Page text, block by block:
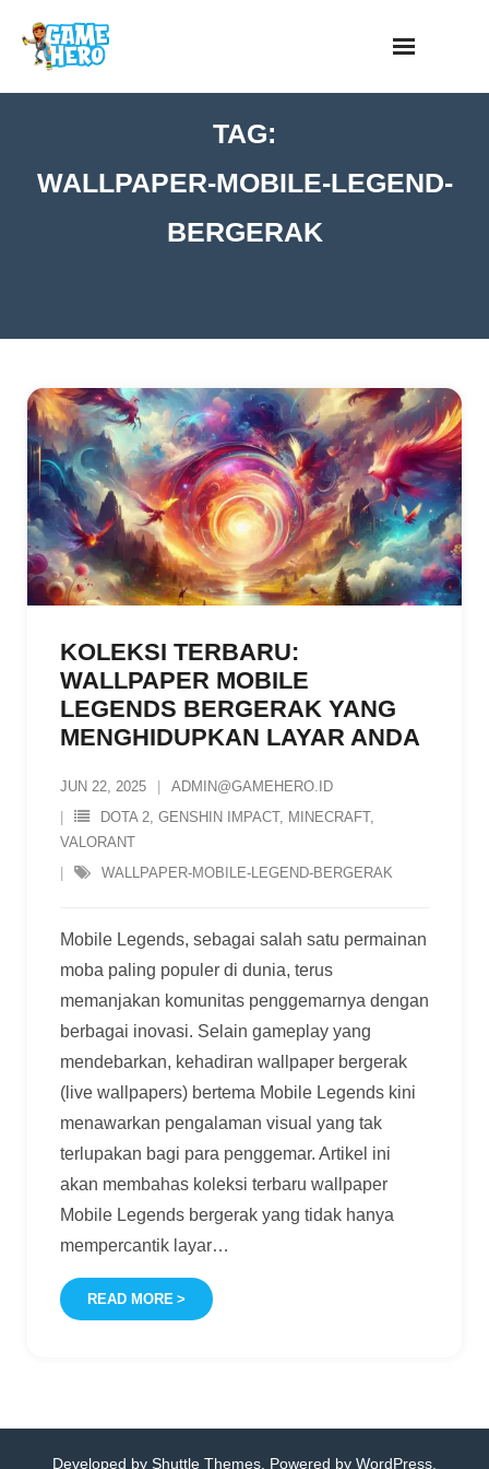
content
TAG:
WALLPAPER-MOBILE-LEGEND-
BERGERAK
KOLEKSI TERBARU:
WALLPAPER MOBILE
LEGENDS BERGERAK YANG
MENGHIDUPKAN LAYAR ANDA
JUN 22, 2025
ADMIN@GAMEHERO.ID
DOTA 2, GENSHIN IMPACT, MINECRAFT,
VALORANT
WALLPAPER-MOBILE-LEGEND-BERGERAK
Mobile Legends, sebagai salah satu permainan
moba paling populer di dunia, terus
memanjakan komunitas penggemarnya dengan
berbagai inovasi. Selain gameplay yang
mendebarkan, kehadiran wallpaper bergerak
(live wallpapers) bertema Mobile Legends kini
menawarkan pengalaman visual yang tak
terlupakan bagi para penggemar. Artikel ini
akan membahas koleksi terbaru wallpaper
Mobile Legends bergerak yang tidak hanya
mempercantik layar…
READ MORE
Developed by Shuttle Themes . Powered by WordPress